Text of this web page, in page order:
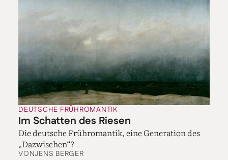
DEUTSCHE FRÜHROMANTIK
Im Schatten des Riesen
Die deutsche Frühromantik, eine Generation des
„Dazwischen“?
VONJENS BERGER